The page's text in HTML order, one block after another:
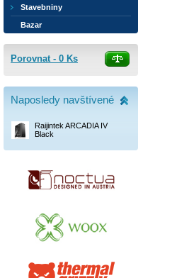
Stavebniny
Bazar
Porovnat - 0 Ks
Naposledy navštívené
Raijintek ARCADIA IV
Black